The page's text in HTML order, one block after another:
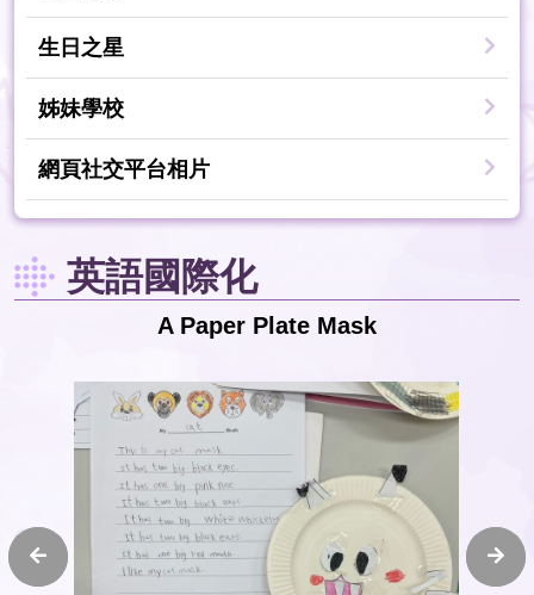
生日之星
姊妹學校
網頁社交平台相片
英語國際化
A Paper Plate Mask